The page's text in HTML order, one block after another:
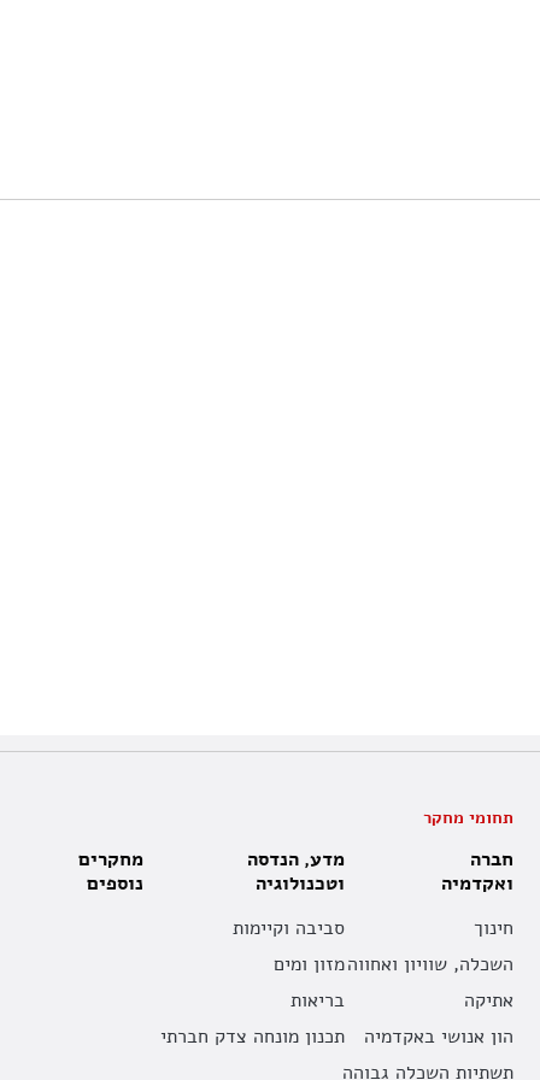
תחומי מחקר
חברה
ואקדמיה
חינוך
השכלה, שוויון ואחווה
אתיקה
הון אנושי באקדמיה
תשתיות השכלה גבוהה
מדע, הנדסה
וטכנולוגיה
סביבה וקיימות
מזון ומים
בריאות
תכנון מונחה צדק חברתי
מחקרים
נוספים